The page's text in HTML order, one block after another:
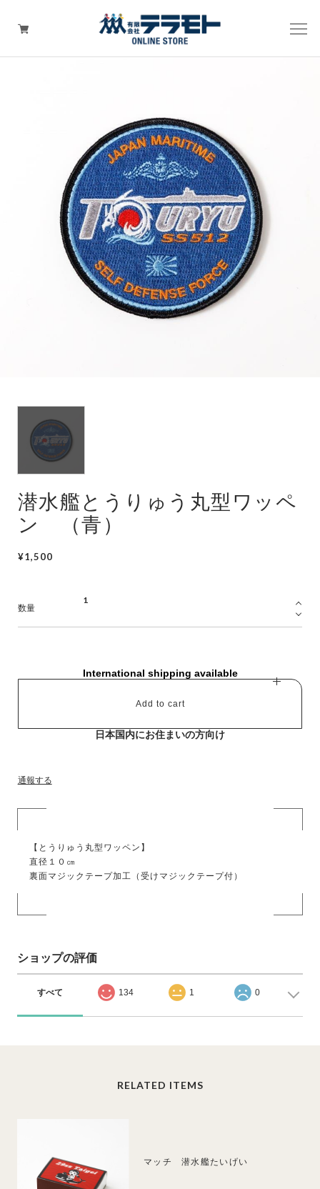
Tシャツ・ウェア
キャップ（帽子）
ZIPPO
ワッペン
その他グッズ（バッグ・タオル・ストラップ・
マスク等）
潜水艦とうりゅう丸型ワッペ
ン （青）
¥1,500
数量
International shipping available
Add to cart
日本国内にお住まいの方向け
通報する
【とうりゅう丸型ワッペン】
直径１０㎝
裏面マジックテープ加工（受けマジックテープ付）
ショップの評価
すべて 134 1 0
RELATED ITEMS
マッチ 潜水艦たいげい